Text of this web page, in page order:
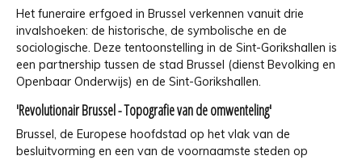
Het funeraire erfgoed in Brussel verkennen vanuit drie
invalshoeken: de historische, de symbolische en de
sociologische. Deze tentoonstelling in de Sint-Gorikshallen is
een partnership tussen de stad Brussel (dienst Bevolking en
Openbaar Onderwijs) en de Sint-Gorikshallen.
'Revolutionair Brussel - Topografie van de omwenteling'
Brussel, de Europese hoofdstad op het vlak van de
besluitvorming en een van de voornaamste steden op